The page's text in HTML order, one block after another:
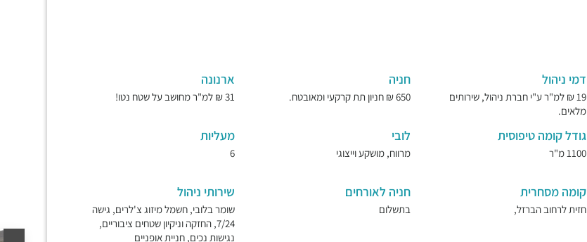
דמי ניהול
19 ₪ למ"ר ע"י חברת ניהול, שירותים
מלאים.
חניה
650 ₪ חניון תת קרקעי ומאובטח.
ארנונה
31 ₪ למ"ר מחושב על שטח נטו!
גודל קומה טיפוסית
1100 מ"ר
לובי
מרווח, מושקע וייצוגי
מעליות
6
קומה מסחרית
חזית לרחוב הברזל,
חניה לאורחים
בתשלום
שירותי ניהול
שומר בלובי, חשמל מיזוג צ'לרים, גישה
7/24, החזקה וניקיון שטחים ציבוריים,
נגישות נכים, חניית אופניים